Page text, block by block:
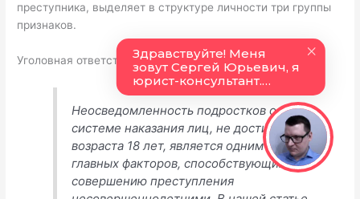
преступника, выделяет в структуре личности три группы
признаков.
Уголовная ответственность несовершеннолетних
Неосведомленность подростков о
системе наказания лиц, не достигших
возраста 18 лет, является одним из
главных факторов, способствующих
совершению преступления